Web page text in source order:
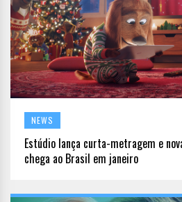
NEWS
Estúdio lança curta-metragem e
chega ao Brasil em janeiro